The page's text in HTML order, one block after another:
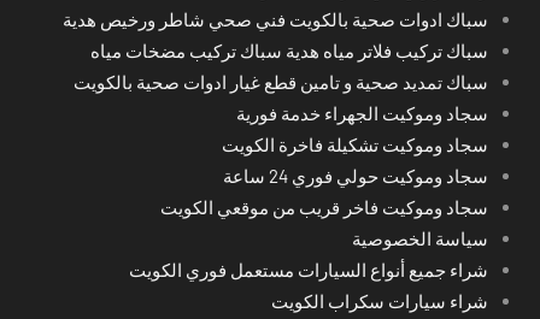
سباك ادوات صحية بالكويت فني صحي شاطر ورخيص هدية
سباك تركيب فلاتر مياه هدية سباك تركيب مضخات مياه
سباك تمديد صحية و تامين قطع غيار ادوات صحية بالكويت
سجاد وموكيت الجهراء خدمة فورية
سجاد وموكيت تشكيلة فاخرة الكويت
سجاد وموكيت حولي فوري 24 ساعة
سجاد وموكيت فاخر قريب من موقعي الكويت
سياسة الخصوصية
شراء جميع أنواع السيارات مستعمل فوري الكويت
شراء سيارات سكراب الكويت